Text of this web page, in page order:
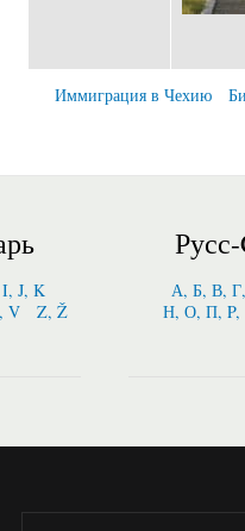
Иммиграция в Чехию
J, K
V Z, Ž
А, Б, В,
Н, О, П,